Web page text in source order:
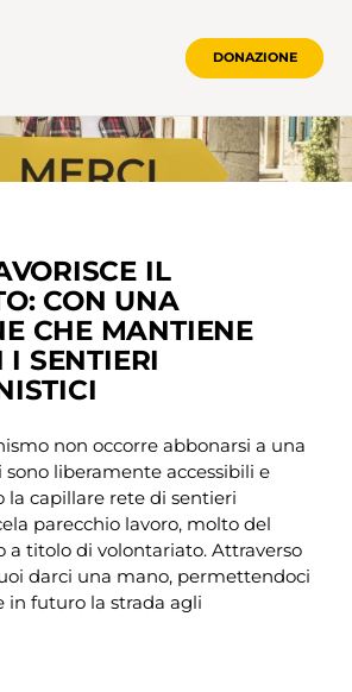
DONAZIONE
IL
CON UNA
CHE MANTIENE
I SENTIERI
non occorre abbonarsi a una
sono liberamente accessibili e
la capillare rete di sentieri
parecchio lavoro, molto del
a titolo di volontariato. Attraverso
darci una mano, permettendoci
in futuro la strada agli